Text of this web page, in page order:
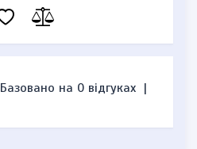
Базовано на 0 відгуках |